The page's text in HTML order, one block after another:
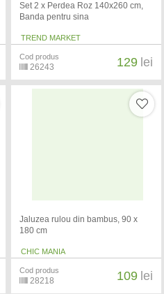
Set 2 x Perdea Roz 140x260 cm,
Banda pentru sina
TREND MARKET
Cod produs
26243 129 lei
Jaluzea rulou din bambus, 90 x
180 cm
CHIC MANIA
Cod produs
28218 109 lei